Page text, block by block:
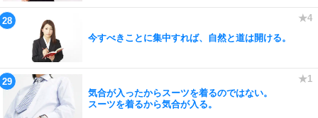
今すべきことに集中すれば、自然と道は開ける。
気合が入ったからスーツを着るのではない。
スーツを着るから気合が入る。